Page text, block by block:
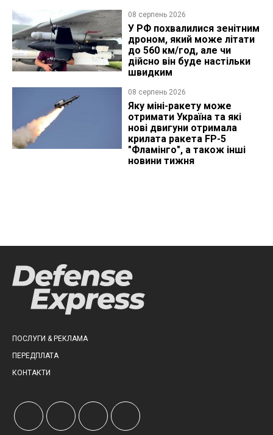
08 серпень 2026
У РФ похвалилися зенітним
дроном, який може літати
до 560 км/год, але чи
дійсно він буде настільки
швидким
08 серпень 2026
Яку міні-ракету може
отримати Україна та які
нові двигуни отримала
крилата ракета FP-5
"Фламінго", а також інші
новини тижня
ПОСЛУГИ & РЕКЛАМА
ПЕРЕДПЛАТА
КОНТАКТИ